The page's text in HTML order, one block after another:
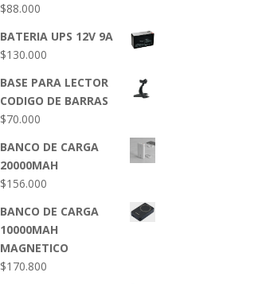
$88.000
BATERIA UPS 12V 9A
$130.000
BASE PARA LECTOR
CODIGO DE BARRAS
$70.000
BANCO DE CARGA
20000MAH
$156.000
BANCO DE CARGA
10000MAH
MAGNETICO
$170.800